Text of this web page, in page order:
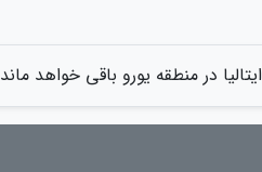
ایتالیا در منطقه یورو باقی خواهد ماند